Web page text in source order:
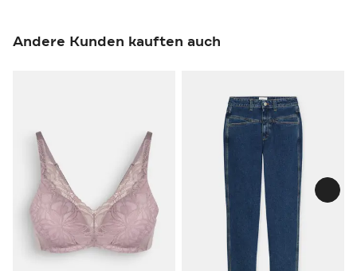
Andere Kunden kauften auch